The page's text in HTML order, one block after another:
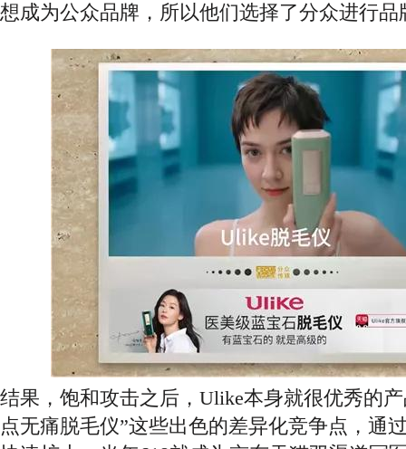
想成为公众品牌，所以他们选择了分众进行品
结果，饱和攻击之后， Ulike本身就很优秀的
点无痛脱毛仪”这些出色的差异化竞争点，通